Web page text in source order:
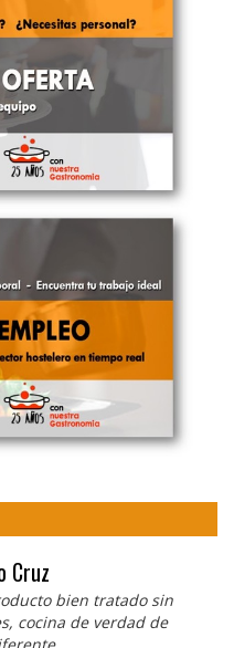
Cruz
bien tratado sin
cocina de verdad de